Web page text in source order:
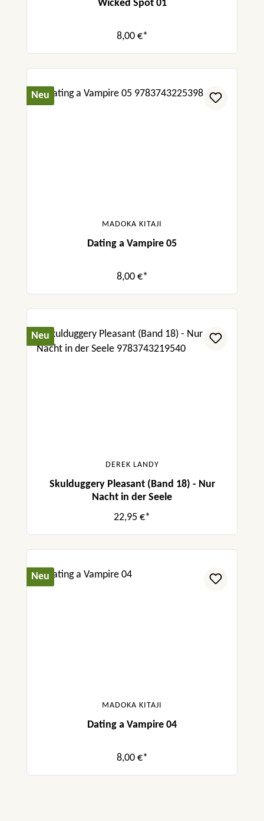
Wicked Spot 01
8,00 €*
Neu
MADOKA KITAJI
Dating a Vampire 05
8,00 €*
Neu
DEREK LANDY
Skulduggery Pleasant (Band 18) - Nur
Nacht in der Seele
22,95 €*
Neu
MADOKA KITAJI
Dating a Vampire 04
8,00 €*